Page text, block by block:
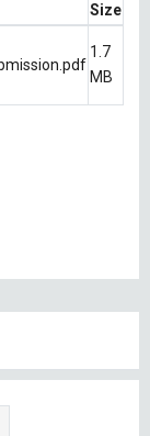
Size
1.7
MB